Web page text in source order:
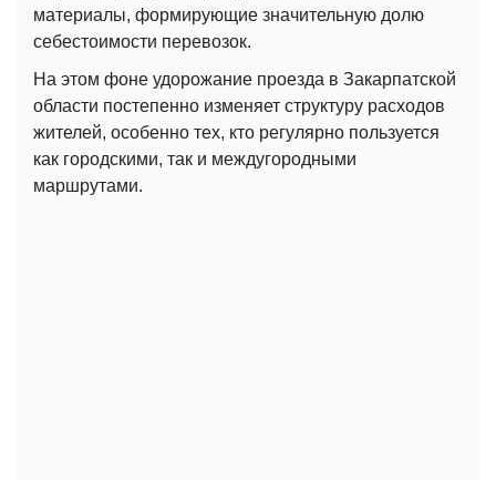
материалы, формирующие значительную долю
себестоимости перевозок.
На этом фоне удорожание проезда в Закарпатской
области постепенно изменяет структуру расходов
жителей, особенно тех, кто регулярно пользуется
как городскими, так и междугородными
маршрутами.